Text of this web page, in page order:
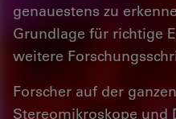
genauestens zu
Grundlage für richtige
weitere
Forscher auf der
Stereomikroskope und